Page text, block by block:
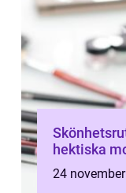
hektiska
24